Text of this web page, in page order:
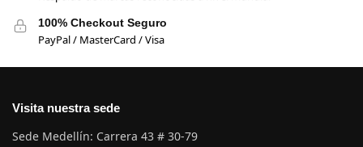
100% Checkout Seguro
PayPal / MasterCard / Visa
Visita nuestra sede
Sede Medellín: Carrera 43 # 30-79